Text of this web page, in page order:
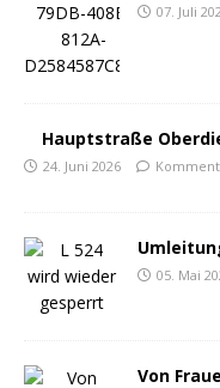
07. Juli
Hauptstraße
24. Juni 2026
05. Mai
Von